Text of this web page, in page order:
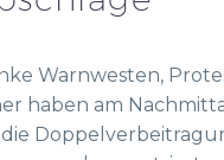
Warnwesten,
haben am